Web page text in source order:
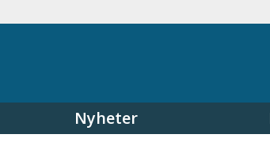
Nyheter